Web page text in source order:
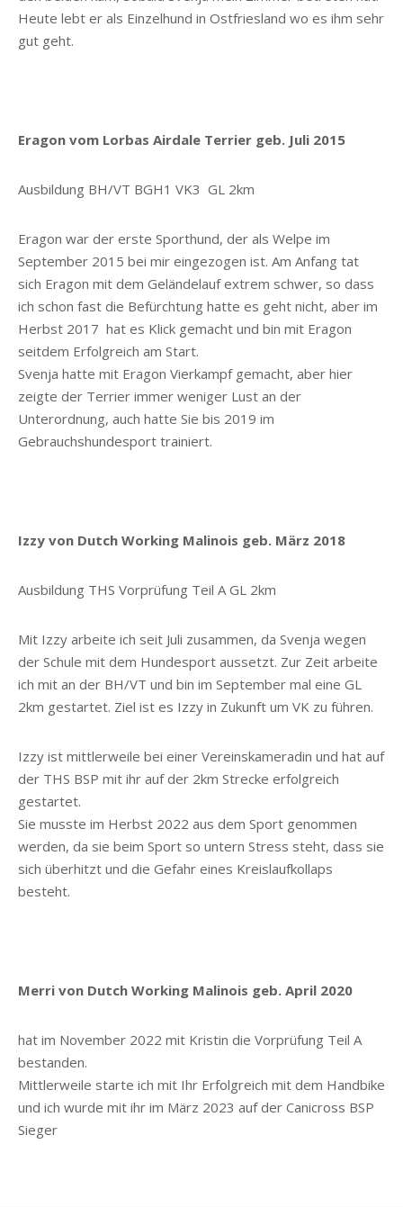
Heute lebt er als Einzelhund in Ostfriesland wo es ihm sehr
gut geht.
Eragon vom Lorbas Airdale Terrier geb. Juli 2015
Ausbildung BH/VT BGH1 VK3 GL 2km
Eragon war der erste Sporthund, der als Welpe im
September 2015 bei mir eingezogen ist. Am Anfang tat
sich Eragon mit dem Geländelauf extrem schwer, so dass
ich schon fast die Befürchtung hatte es geht nicht, aber im
Herbst 2017 hat es Klick gemacht und bin mit Eragon
seitdem Erfolgreich am Start.
Svenja hatte mit Eragon Vierkampf gemacht, aber hier
zeigte der Terrier immer weniger Lust an der
Unterordnung, auch hatte Sie bis 2019 im
Gebrauchshundesport trainiert.
Izzy von Dutch Working Malinois geb. März 2018
Ausbildung THS Vorprüfung Teil A GL 2km
Mit Izzy arbeite ich seit Juli zusammen, da Svenja wegen
der Schule mit dem Hundesport aussetzt. Zur Zeit arbeite
ich mit an der BH/VT und bin im September mal eine GL
2km gestartet. Ziel ist es Izzy in Zukunft um VK zu führen.
Izzy ist mittlerweile bei einer Vereinskameradin und hat auf
der THS BSP mit ihr auf der 2km Strecke erfolgreich
gestartet.
Sie musste im Herbst 2022 aus dem Sport genommen
werden, da sie beim Sport so untern Stress steht, dass sie
sich überhitzt und die Gefahr eines Kreislaufkollaps
besteht.
Merri von Dutch Working Malinois geb. April 2020
hat im November 2022 mit Kristin die Vorprüfung Teil A
bestanden.
Mittlerweile starte ich mit Ihr Erfolgreich mit dem Handbike
und ich wurde mit ihr im März 2023 auf der Canicross BSP
Sieger